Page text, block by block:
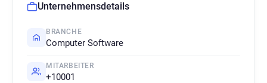
Unternehmensdetails
BRANCHE
Computer Software
MITARBEITER
+10001